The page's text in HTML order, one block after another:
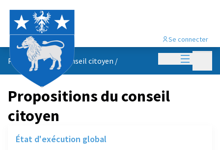
Menu
Se connecter
Propositions du conseil citoyen /
Propositions du conseil
citoyen
État d'exécution global